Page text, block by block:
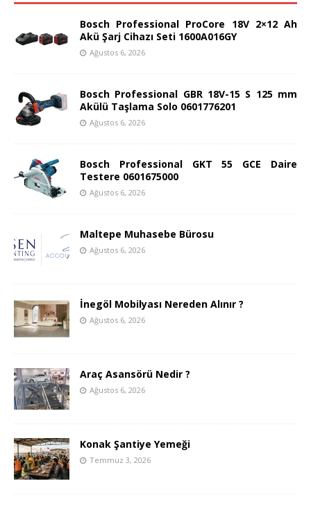
Bosch Professional ProCore 18V 2×12 Ah
Akü Şarj Cihazı Seti 1600A016GY
Ağustos 6, 2026
Bosch Professional GBR 18V-15 S 125 mm
Akülü Taşlama Solo 0601776201
Ağustos 6, 2026
Bosch Professional GKT 55 GCE Daire
Testere 0601675000
Ağustos 6, 2026
Maltepe Muhasebe Bürosu
Ağustos 6, 2026
İnegöl Mobilyası Nereden Alınır ?
Ağustos 6, 2026
Araç Asansörü Nedir ?
Ağustos 6, 2026
Konak Şantiye Yemeği
Temmuz 3, 2026